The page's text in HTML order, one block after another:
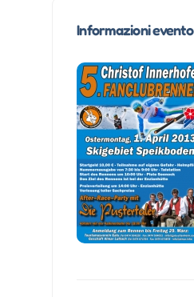
Informazioni evento